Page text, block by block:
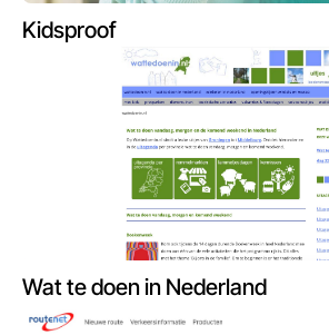
Kidsproof
Wat te doen in Nederland